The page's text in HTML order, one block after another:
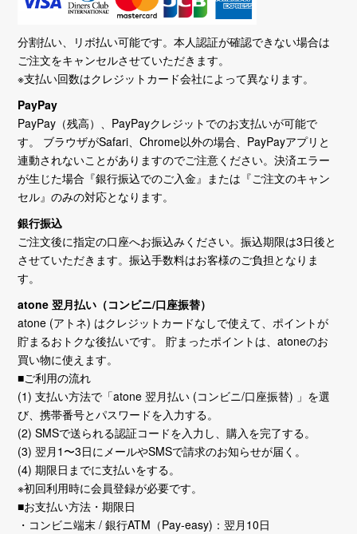
分割払い、リボ払い可能です。本人認証が確認できない場合は
ご注文をキャンセルさせていただきます。
※支払い回数はクレジットカード会社によって異なります。
PayPay
PayPay（残高）、PayPayクレジットでのお支払いが可能で
す。 ブラウザがSafari、Chrome以外の場合、PayPayアプリと
連動されないことがありますのでご注意ください。決済エラー
が生じた場合『銀行振込でのご入金』または『ご注文のキャン
セル』のみの対応となります。
銀行振込
ご注文後に指定の口座へお振込みください。振込期限は3日後と
させていただきます。振込手数料はお客様のご負担となりま
す。
atone 翌月払い（コンビニ/口座振替）
atone (アトネ) はクレジットカードなしで使えて、ポイントが
貯まるおトクな後払いです。 貯まったポイントは、atoneのお
買い物に使えます。
■ご利用の流れ
(1) 支払い方法で「atone 翌月払い (コンビニ/口座振替) 」を選
び、携帯番号とパスワードを入力する。
(2) SMSで送られる認証コードを入力し、購入を完了する。
(3) 翌月1〜3日にメールやSMSで請求のお知らせが届く。
(4) 期限日までに支払いをする。
※初回利用時に会員登録が必要です。
■お支払い方法・期限日
・コンビニ端末 / 銀行ATM（Pay-easy)：翌月10日